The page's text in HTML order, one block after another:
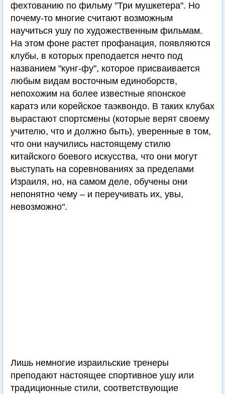
фехтованию по фильму "Три мушкетера". Но
почему-то многие считают возможным
научиться ушу по художественным фильмам.
На этом фоне растет профанация, появляются
клубы, в которых преподается нечто под
названием "кунг-фу", которое присваивается
любым видам восточным единоборств,
непохожим на более известные японское
каратэ или корейское таэквондо. В таких клубах
вырастают спортсмены (которые верят своему
учителю, что и должно быть), уверенные в том,
что они научились настоящему стилю
китайского боевого искусства, что они могут
выступать на соревнованиях за пределами
Израиля, но, на самом деле, обучены они
непонятно чему – и переучивать их, увы,
невозможно".
Лишь немногие израильские тренеры
преподают настоящее спортивное ушу или
традиционные стили, соответствующие